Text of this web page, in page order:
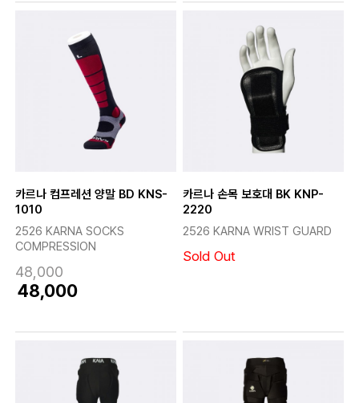
카르나 컴프레션 양말 BD KNS-
1010
2526 KARNA SOCKS
COMPRESSION
48,000
48,000
카르나 손목 보호대 BK KNP-
2220
2526 KARNA WRIST GUARD
Sold Out